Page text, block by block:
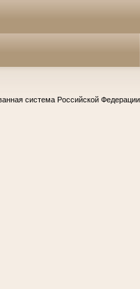
система Российской